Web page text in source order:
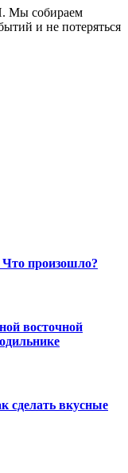
Мы собираем
и не потеряться
Что произошло?
восточной
сделать вкусные